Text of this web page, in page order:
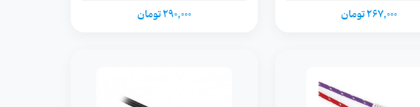
267,000 تومان 290,000 تومان